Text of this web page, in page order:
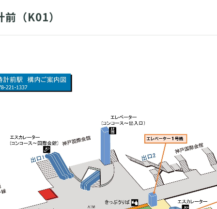
（K01）